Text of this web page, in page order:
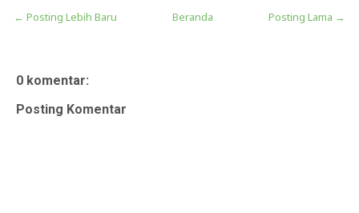
← Posting Lebih Baru Posting Lama →
Beranda
0 komentar:
Posting Komentar